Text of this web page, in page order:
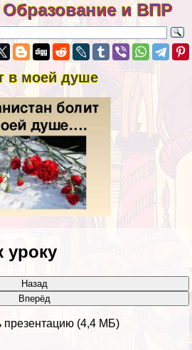
Образование и ВПР
в моей душе
уроку
Назад
Вперёд
презентацию (4,4 МБ)